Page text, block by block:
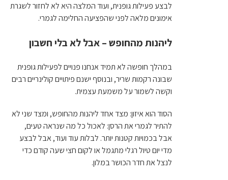
לבצע פעילות גופנית, ועוד המלצה היא לא לחזור לשגרת
אימונים מלאה לפני שהפציעה החלימה לגמרי.
ליהנות מהחופש – אבל לא בלי חשבון
במהלך חופשה לא תמיד אנחנו פנויים לפעילות גופנית
שבונה רקמות שריר, ובנוסף ישנם פיתויים קולינריים רבים
וקשה לשמור על משמעת עצמית.
הסוד הוא איזון: מצד אחד ליהנות מהחופש, ומצד שני לא
להתיר לגמרי את הרסן: לאכול כל מה שנראה טעים,
אבל בכמויות קטנות יותר. לבלות עוד ועוד, אבל לבצע
מדי יום טיול רגלי מתגמל או לקום חצי שעה קודם כדי
לנצל את חדר הכושר במלון.